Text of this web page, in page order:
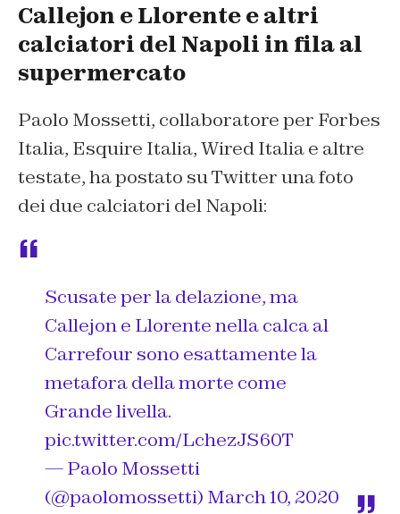
Callejon e Llorente e altri
calciatori del Napoli in fila al
supermercato
Paolo Mossetti, collaboratore per Forbes
Italia, Esquire Italia, Wired Italia e altre
testate, ha postato su Twitter una foto
dei due calciatori del Napoli:
Scusate per la delazione, ma
Callejon e Llorente nella calca al
Carrefour sono esattamente la
metafora della morte come
Grande livella.
pic.twitter.com/LchezJS60T
— Paolo Mossetti
(@paolomossetti) March 10, 2020